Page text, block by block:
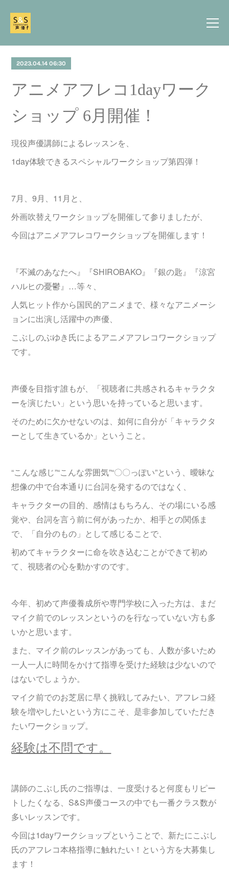
2023.04.14 06:30
アニメアフレコ1dayワーク
ショップ 6月開催！
現役声優講師によるレッスンを、
1day体験できるスペシャルワークショップ第四弾！
7月、9月、11月と、
外画吹替えワークショップを開催して参りましたが、
今回はアニメアフレコワークショップを開催します！
『不滅のあなたへ』『SHIROBAKO』『銀の匙』『涼宮
ハルヒの憂鬱』…等々、
人気ヒット作から国民的アニメまで、様々なアニメーシ
ョンに出演し活躍中の声優、
こぶしのぶゆき氏によるアニメアフレコワークショップ
です。
声優を目指す誰もが、「視聴者に共感されるキャラクタ
ーを演じたい」という思いを持っていると思います。
そのために欠かせないのは、如何に自分が「キャラクタ
ーとして生きているか」ということ。
“こんな感じ”“こんな雰囲気”“〇〇っぽい”という、曖昧な
想像の中で台本通りに台詞を発するのではなく、
キャラクターの目的、感情はもちろん、その場にいる感
覚や、台詞を言う前に何があったか、相手との関係ま
で、「自分のもの」として感じることで、
初めてキャラクターに命を吹き込むことができて初め
て、視聴者の心を動かすのです。
今年、初めて声優養成所や専門学校に入った方は、まだ
マイク前でのレッスンというのを行なっていない方も多
いかと思います。
また、マイク前のレッスンがあっても、人数が多いため
一人一人に時間をかけて指導を受けた経験は少ないので
はないでしょうか。
マイク前でのお芝居に早く挑戦してみたい、アフレコ経
験を増やしたいという方にこそ、是非参加していただき
たいワークショップ。
経験は不問です。
講師のこぶし氏のご指導は、一度受けると何度もリピー
トしたくなる、S&S声優コースの中でも一番クラス数が
多いレッスンです。
今回は1dayワークショップということで、新たにこぶし
氏のアフレコ本格指導に触れたい！という方を大募集し
ます！